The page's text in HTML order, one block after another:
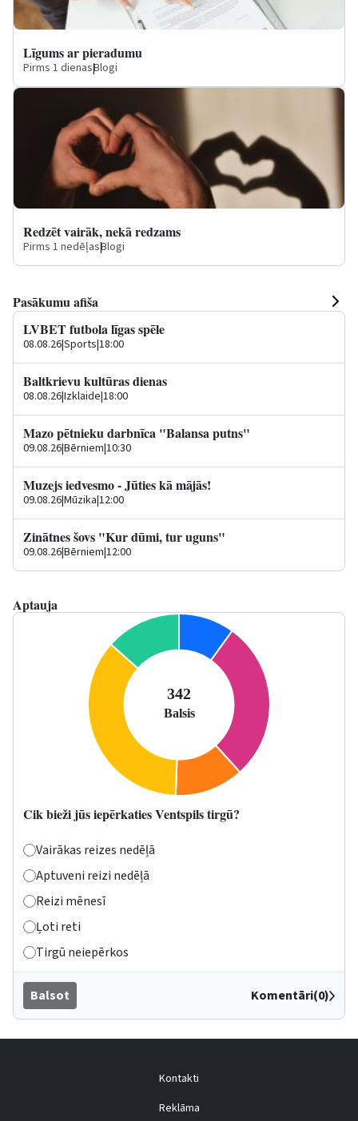
Līgums ar pieradumu
Pirms 1 dienas|Blogi
Redzēt vairāk, nekā redzams
Pirms 1 nedēļas|Blogi
Pasākumu afiša
LVBET futbola līgas spēle
08.08.26|Sports|18:00
Baltkrievu kultūras dienas
08.08.26|Izklaide|18:00
Mazo pētnieku darbnīca "Balansa putns"
09.08.26|Bērniem|10:30
Muzejs iedvesmo - Jūties kā mājās!
09.08.26|Mūzika|12:00
Zinātnes šovs "Kur dūmi, tur uguns"
09.08.26|Bērniem|12:00
Aptauja
Cik bieži jūs iepērkaties Ventspils tirgū?
Vairākas reizes nedēļā
Aptuveni reizi nedēļā
Reizi mēnesī
Ļoti reti
Tirgū neiepērkos
Balsot Komentāri(0)
Kontakti
Reklāma